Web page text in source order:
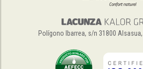
Polígono Ibarrea, s/n 31800 Alsasua,